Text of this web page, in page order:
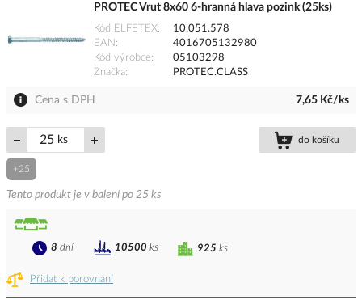
PROTEC Vrut 8x60 6-hranná hlava pozink (25ks)
Kód ELFETEX
10.051.578
EAN
4016705132980
Kód výrobce
05103298
Značka
PROTEC.CLASS
Cena s DPH 7,65 Kč/ks
ks do košíku
+25
Tento produkt je v balení po 25 ks
Přidat k porovnání
925 ks
8 dní 10500 ks